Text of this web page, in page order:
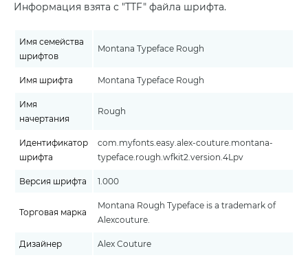
Информация взята с "TTF" файла шрифта.
Имя семейства
шрифтов
Montana Typeface Rough
Имя шрифта Montana Typeface Rough
Имя
начертания
Rough
Идентификатор
шрифта
com.myfonts.easy.alex-couture.montana-
typeface.rough.wfkit2.version.4Lpv
Версия шрифта 1.000
Торговая марка
Montana Rough Typeface is a trademark of
Alexcouture.
Дизайнер Alex Couture